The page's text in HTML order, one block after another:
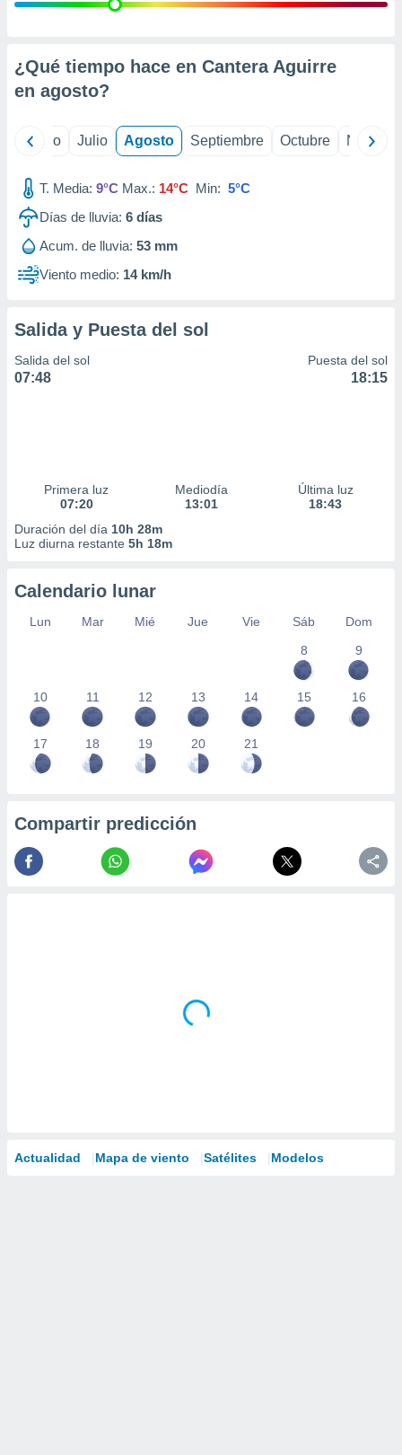
e
mediante
de
1199
¿Qué tiempo hace en Cantera Aguirre
en agosto?
Junio Julio Agosto Septiembre Octubre
T. Media: 9°C Max.: 14°C Min: 5°C
Días de lluvia: 6 días
Acum. de lluvia: 53 mm
Viento medio: 14 km/h
Salida y Puesta del sol
Salida del sol
07:48
Puesta del sol
18:15
Primera luz
07:20
Mediodía
13:01
Última luz
18:43
Duración del día 10h 28m
Luz diurna restante 5h 18m
Calendario lunar
Lun Mar Mié Jue Vie Sáb
Dom
8
9
10 11 12 13 14 15 16
17 18 19 20 21
Compartir predicción
Actualidad Mapa de viento Satélites Modelos